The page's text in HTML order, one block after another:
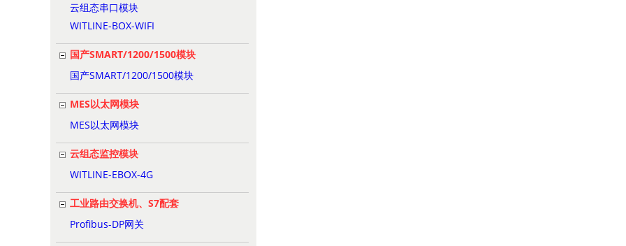
云组态串口模块
WITLINE-BOX-WIFI
国产SMART/1200/1500模块
国产SMART/1200/1500模块
MES以太网模块
MES以太网模块
云组态监控模块
WITLINE-EBOX-4G
工业路由交换机、S7配套
Profibus-DP网关